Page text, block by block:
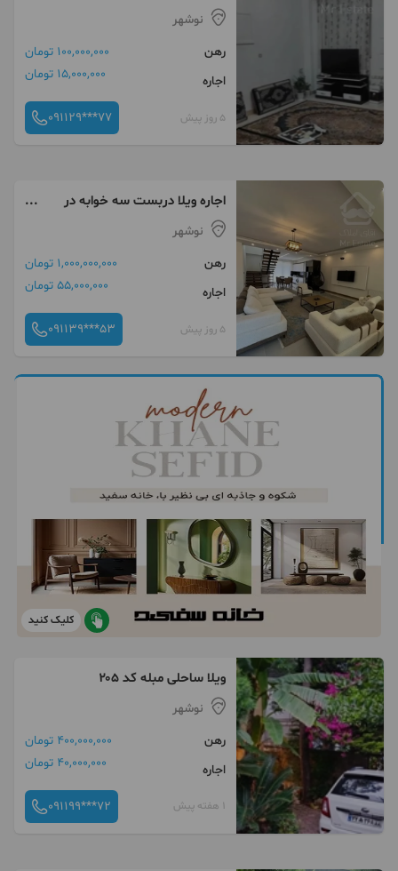
لوکیشن دنج
نوشهر
رهن
100,000,000 تومان
اجاره
15,000,000 تومان
5 روز پیش 091129***77
اجاره ویلا دربست سه خوابه در
نوشهرنوشهر
رهن
1,000,000,000 تومان
اجاره
55,000,000 تومان
5 روز پیش 091139***53
کلیک کنید
ویلا ساحلی مبله کد ۲۰۵
نوشهر
رهن
400,000,000 تومان
اجاره
40,000,000 تومان
1 هفته پیش 091199***72